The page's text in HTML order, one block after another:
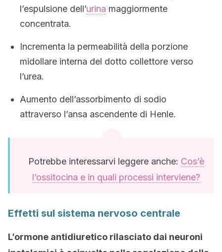
l’espulsione dell’urina maggiormente
concentrata.
Incrementa la permeabilità della porzione
midollare interna del dotto collettore verso
l’urea.
Aumento dell’assorbimento di sodio
attraverso l’ansa ascendente di Henle.
Potrebbe interessarvi leggere anche: Cos’è
l’ossitocina e in quali processi interviene?
Effetti sul sistema nervoso centrale
L’ormone antidiuretico rilasciato dai neuroni